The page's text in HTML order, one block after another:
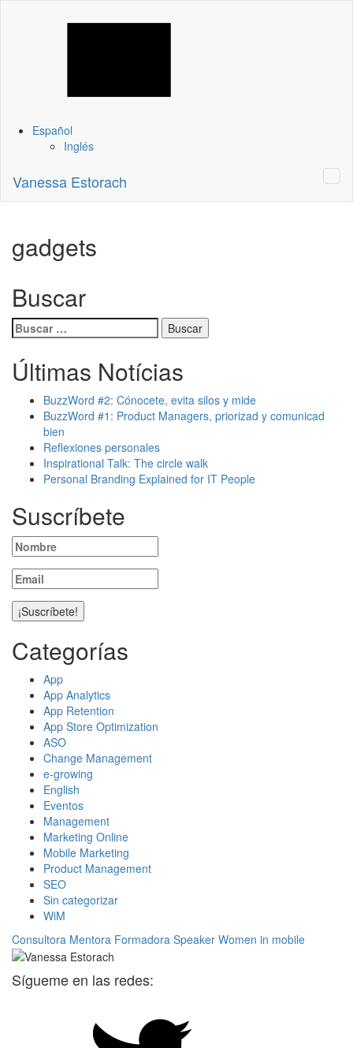
Español
Inglés
Vanessa Estorach
gadgets
Buscar
Buscar:
Últimas Notícias
BuzzWord #2: Cónocete, evita silos y mide
BuzzWord #1: Product Managers, priorizad y comunicad
bien
Reflexiones personales
Inspirational Talk: The circle walk
Personal Branding Explained for IT People
Suscríbete
Categorías
App
App Analytics
App Retention
App Store Optimization
ASO
Change Management
e-growing
English
Eventos
Management
Marketing Online
Mobile Marketing
Product Management
SEO
Sin categorizar
WiM
Consultora Mentora Formadora Speaker Women in mobile
Sígueme en las redes: